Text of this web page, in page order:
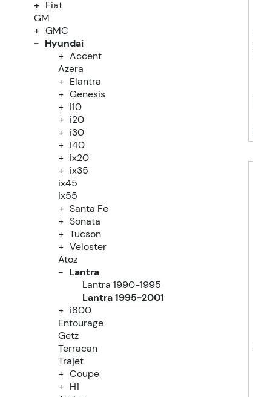
Fiat
GM
GMC
Hyundai
Accent
Azera
Elantra
Genesis
i10
i20
i30
i40
ix20
ix35
ix45
ix55
Santa Fe
Sonata
Tucson
Veloster
Atoz
Lantra
Lantra 1990-1995
Lantra 1995-2001
i800
Entourage
Getz
Terracan
Trajet
Coupe
H1